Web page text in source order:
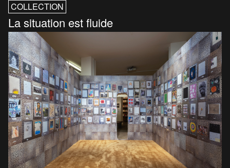
COLLECTION
La situation est fluide